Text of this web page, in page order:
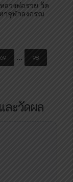
ลวงพ่อรวย วัด
าจุฬาลงกรณ
69 … 98
ะวัดผล